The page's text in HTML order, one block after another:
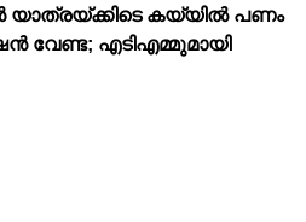
യാത്രയ്ക്കിടെ കയ്യിൽ പണം
വേണ്ട; എടിഎമ്മുമായി